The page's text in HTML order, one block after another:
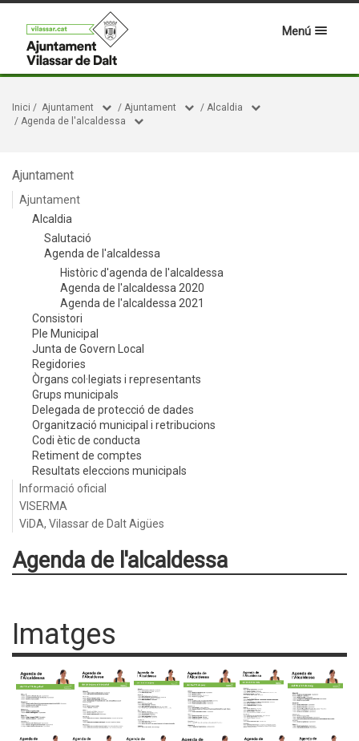
Menú
Inici / Ajuntament / Ajuntament / Alcaldia
/ Agenda de l'alcaldessa
Ajuntament
Ajuntament
Alcaldia
Salutació
Agenda de l'alcaldessa
Històric d'agenda de l'alcaldessa
Agenda de l'alcaldessa 2020
Agenda de l'alcaldessa 2021
Consistori
Ple Municipal
Junta de Govern Local
Regidories
Òrgans col·legiats i representants
Grups municipals
Delegada de protecció de dades
Organització municipal i retribucions
Codi ètic de conducta
Retiment de comptes
Resultats eleccions municipals
Informació oficial
VISERMA
ViDA, Vilassar de Dalt Aigües
Agenda de l'alcaldessa
Imatges